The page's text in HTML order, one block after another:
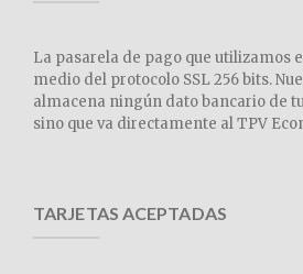
La pasarela de pago que utilizamos
medio del protocolo SSL 256 bits.
almacena ningún dato bancario de
sino que va directamente al TPV
TARJETAS ACEPTADAS